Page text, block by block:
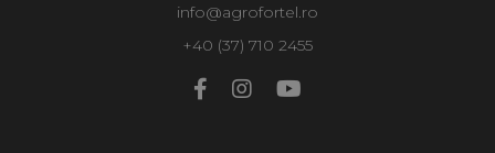
info@agrofortel.ro
+40 (37) 710 2455